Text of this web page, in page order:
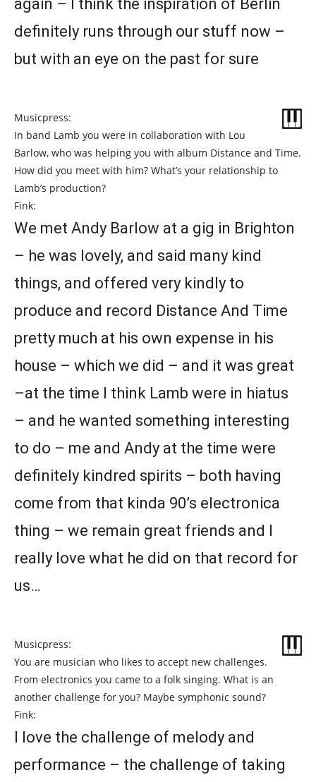
again – I think the inspiration of Berlin
definitely runs through our stuff now –
but with an eye on the past for sure
Musicpress:
In band Lamb you were in collaboration with Lou
Barlow, who was helping you with album Distance and Time.
How did you meet with him? What’s your relationship to
Lamb’s production?
Fink:
We met Andy Barlow at a gig in Brighton
– he was lovely, and said many kind
things, and offered very kindly to
produce and record Distance And Time
pretty much at his own expense in his
house – which we did – and it was great
–at the time I think Lamb were in hiatus
– and he wanted something interesting
to do – me and Andy at the time were
definitely kindred spirits – both having
come from that kinda 90’s electronica
thing – we remain great friends and I
really love what he did on that record for
us…
Musicpress:
You are musician who likes to accept new challenges.
From electronics you came to a folk singing. What is an
another challenge for you? Maybe symphonic sound?
Fink:
I love the challenge of melody and
performance – the challenge of taking